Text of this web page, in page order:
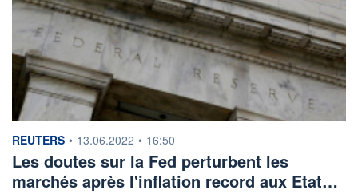
information fournie par
REUTERS • 13.06.2022 • 16:50
Les doutes sur la Fed perturbent les
marchés après l'inflation record aux Etat…